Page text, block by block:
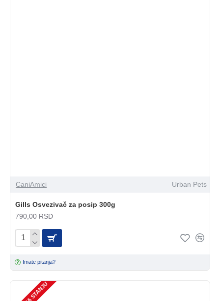
CaniAmici Urban Pets
Gills Osvezivač za posip 300g
790,00 RSD
Imate pitanja?